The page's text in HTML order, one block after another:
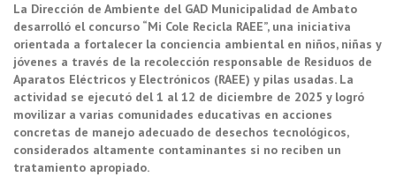
La Dirección de Ambiente del GAD Municipalidad de Ambato
desarrolló el concurso “Mi Cole Recicla RAEE”, una iniciativa
orientada a fortalecer la conciencia ambiental en niños, niñas y
jóvenes a través de la recolección responsable de Residuos de
Aparatos Eléctricos y Electrónicos (RAEE) y pilas usadas. La
actividad se ejecutó del 1 al 12 de diciembre de 2025 y logró
movilizar a varias comunidades educativas en acciones
concretas de manejo adecuado de desechos tecnológicos,
considerados altamente contaminantes si no reciben un
tratamiento apropiado.